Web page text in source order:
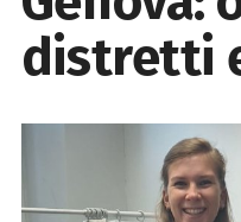
distretti